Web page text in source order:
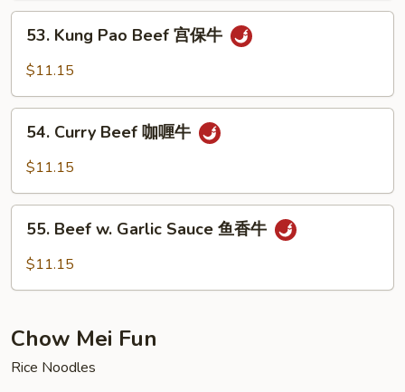
古
53.
Kung
Pao
宫
53. Kung Pao Beef 宫保牛
$11.15
54.
Curry
Beef
喱
54. Curry Beef 咖喱牛
$11.15
55.
Beef
香
牛
55. Beef w. Garlic Sauce 鱼香牛
$11.15
Chow Mei Fun
Rice Noodles